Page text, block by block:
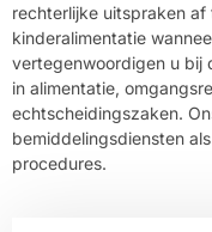
rechterlijke uitspraken
kinderalimentatie
vertegenwoordigen u bij
in alimentatie,
echtscheidingszaken.
bemiddelingsdiensten
procedures.